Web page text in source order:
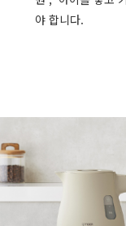
야 합니다.